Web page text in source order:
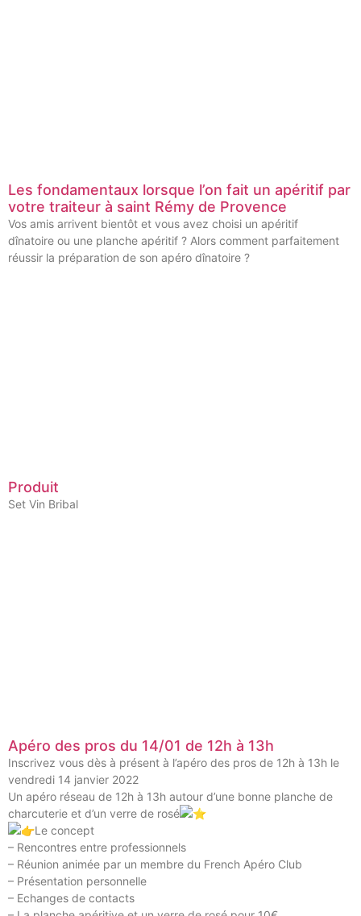
Les fondamentaux lorsque l’on fait un apéritif par
votre traiteur à saint Rémy de Provence
Vos amis arrivent bientôt et vous avez choisi un apéritif
dînatoire ou une planche apéritif ? Alors comment parfaitement
réussir la préparation de son apéro dînatoire ?
Produit
Set Vin Bribal
Apéro des pros du 14/01 de 12h à 13h
Inscrivez vous dès à présent à l’apéro des pros de 12h à 13h le
vendredi 14 janvier 2022
Un apéro réseau de 12h à 13h autour d’une bonne planche de
charcuterie et d’un verre de rosé
Le concept
– Rencontres entre professionnels
– Réunion animée par un membre du French Apéro Club
– Présentation personnelle
– Echanges de contacts